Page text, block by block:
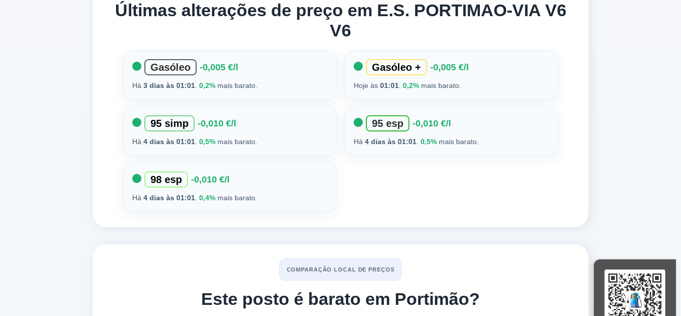
Últimas alterações de preço em E.S. PORTIMAO-VIA V6
V6
Gasóleo -0,005 €/l
Há 3 dias às 01:01 0,2% mais barato.
Gasóleo + -0,005 €/l
Hoje às 01:01 0,2% mais barato.
95 simp -0,010 €/l
Há 4 dias às 01:01 0,5% mais barato.
95 esp -0,010 €/l
Há 4 dias às 01:01 0,5% mais barato.
98 esp -0,010 €/l
Há 4 dias às 01:01 0,4% mais barato.
COMPARAÇÃO LOCAL DE PREÇOS
Este posto é barato em Portimão?